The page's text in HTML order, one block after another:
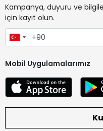
Kampanya, duyuru ve
için kayıt olun.
Mobil Uygulamalarımız